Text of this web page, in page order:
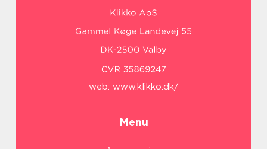
web: www.klikko.dk/
Menu